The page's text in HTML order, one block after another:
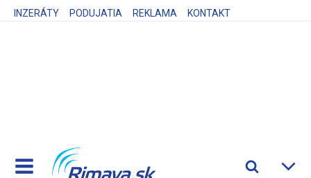
INZERÁTY PODUJATIA REKLAMA KONTAKT